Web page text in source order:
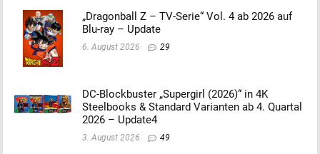
„Dragonball Z – TV-Serie“ Vol. 4 ab 2026 auf
Blu-ray – Update
6. August 2026 29
DC-Blockbuster „Supergirl (2026)“ in 4K
Steelbooks & Standard Varianten ab 4. Quartal
2026 – Update4
3. August 2026 49